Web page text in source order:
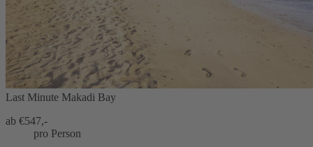
Last Minute Makadi Bay
ab €547,-
pro Person